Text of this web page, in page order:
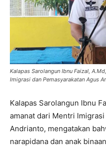
Kalapas Sarolangun Ibnu Faizal,
Imigrasi dan Pemasyarakatan Agus
Kalapas Sarolangun Ibnu
amanat dari Mentri
Andrianto, mengatakan
narapidana dan anak